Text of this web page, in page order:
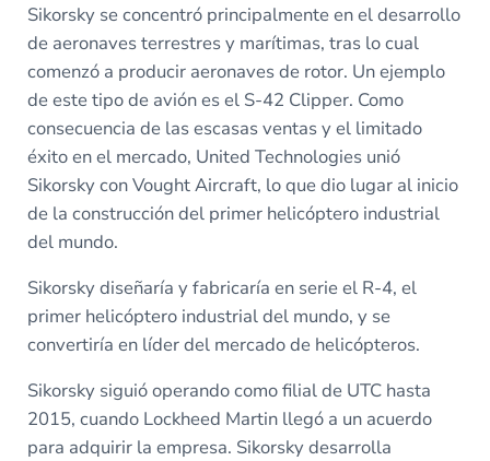
Sikorsky se concentró principalmente en el desarrollo
de aeronaves terrestres y marítimas, tras lo cual
comenzó a producir aeronaves de rotor. Un ejemplo
de este tipo de avión es el S-42 Clipper. Como
consecuencia de las escasas ventas y el limitado
éxito en el mercado, United Technologies unió
Sikorsky con Vought Aircraft, lo que dio lugar al inicio
de la construcción del primer helicóptero industrial
del mundo.
Sikorsky diseñaría y fabricaría en serie el R-4, el
primer helicóptero industrial del mundo, y se
convertiría en líder del mercado de helicópteros.
Sikorsky siguió operando como filial de UTC hasta
2015, cuando Lockheed Martin llegó a un acuerdo
para adquirir la empresa. Sikorsky desarrolla